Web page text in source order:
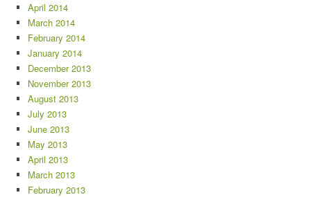
April 2014
March 2014
February 2014
January 2014
December 2013
November 2013
August 2013
July 2013
June 2013
May 2013
April 2013
March 2013
February 2013